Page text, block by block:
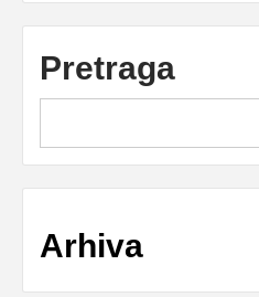
Pretraga
Arhiva